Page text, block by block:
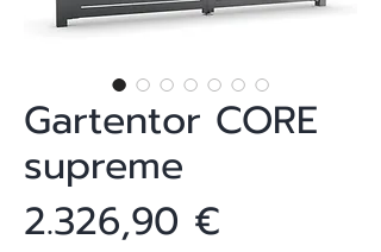
Gartentor CORE
supreme
2.326,90 €